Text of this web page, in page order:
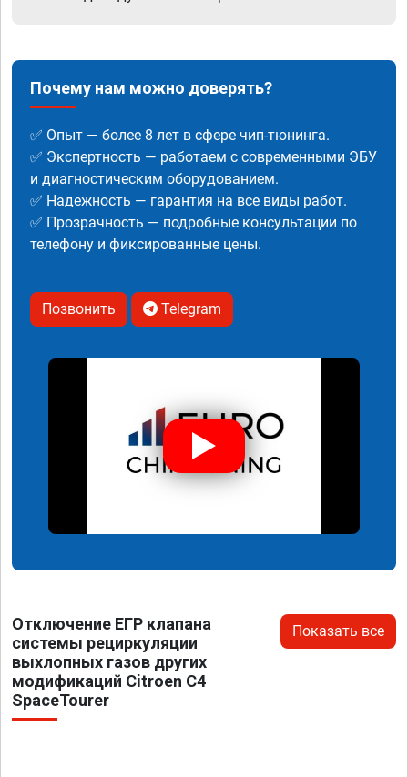
Почему нам можно доверять?
✅ Опыт — более 8 лет в сфере чип-тюнинга.
✅ Экспертность — работаем с современными ЭБУ
и диагностическим оборудованием.
✅ Надежность — гарантия на все виды работ.
✅ Прозрачность — подробные консультации по
телефону и фиксированные цены.
Позвонить Telegram
Отключение ЕГР клапана
системы рециркуляции
выхлопных газов других
модификаций Citroen C4
SpaceTourer
Показать все